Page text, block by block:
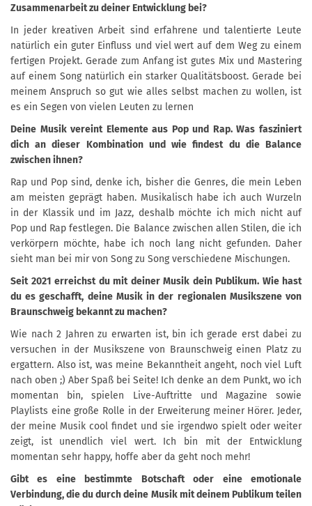
Zusammenarbeit zu deiner Entwicklung bei?
In jeder kreativen Arbeit sind erfahrene und talentierte Leute
natürlich ein guter Einfluss und viel wert auf dem Weg zu einem
fertigen Projekt. Gerade zum Anfang ist gutes Mix und Mastering
auf einem Song natürlich ein starker Qualitätsboost. Gerade bei
meinem Anspruch so gut wie alles selbst machen zu wollen, ist
es ein Segen von vielen Leuten zu lernen
Deine Musik vereint Elemente aus Pop und Rap. Was fasziniert
dich an dieser Kombination und wie findest du die Balance
zwischen ihnen?
Rap und Pop sind, denke ich, bisher die Genres, die mein Leben
am meisten geprägt haben. Musikalisch habe ich auch Wurzeln
in der Klassik und im Jazz, deshalb möchte ich mich nicht auf
Pop und Rap festlegen. Die Balance zwischen allen Stilen, die ich
verkörpern möchte, habe ich noch lang nicht gefunden. Daher
sieht man bei mir von Song zu Song verschiedene Mischungen.
Seit 2021 erreichst du mit deiner Musik dein Publikum. Wie hast
du es geschafft, deine Musik in der regionalen Musikszene von
Braunschweig bekannt zu machen?
Wie nach 2 Jahren zu erwarten ist, bin ich gerade erst dabei zu
versuchen in der Musikszene von Braunschweig einen Platz zu
ergattern. Also ist, was meine Bekanntheit angeht, noch viel Luft
nach oben ;) Aber Spaß bei Seite! Ich denke an dem Punkt, wo ich
momentan bin, spielen Live-Auftritte und Magazine sowie
Playlists eine große Rolle in der Erweiterung meiner Hörer. Jeder,
der meine Musik cool findet und sie irgendwo spielt oder weiter
zeigt, ist unendlich viel wert. Ich bin mit der Entwicklung
momentan sehr happy, hoffe aber da geht noch mehr!
Gibt es eine bestimmte Botschaft oder eine emotionale
Verbindung, die du durch deine Musik mit deinem Publikum teilen